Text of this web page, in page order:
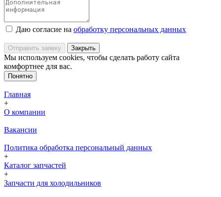
Даю согласие на обработку персональных данных
Отправить заявку Закрыть
Мы используем cookies, чтобы сделать работу сайта
комфортнее для вас.
Понятно
Главная
+
О компании
Вакансии
Политика обработка персональный данных
+
Каталог запчастей
+
Запчасти для холодильников